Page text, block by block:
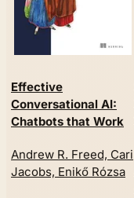
Effective
Conversational AI:
Chatbots that Work
Andrew R. Freed, Cari
Jacobs, Enikő Rózsa